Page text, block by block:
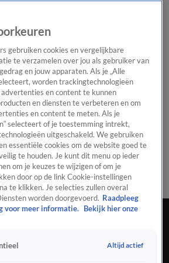
van de Dag Onze categorieën Laatste
van de Dag Podcast
van de
PodcastPanelContact
namens Nederland
naar Groenland. Dat meldt
gebruiken cookies en vergelijkbare
te verzamelen over jou als gebruiker van
en jouw apparaten. Als je „Alle
worden trackingtechnologieën
advertenties en content te kunnen
en diensten te verbeteren en om
en content te meten. Als je
selecteert of je toestemming intrekt,
uitgeschakeld. We gebruiken
essentiële cookies om de website goed te
te houden. Je kunt dit menu op ieder
om je keuzes te wijzigen of om je
door op de link Cookie-instellingen
te klikken. Je selecties zullen overal
worden doorgevoerd. Raadpleeg
voor meer informatie.
Bekijk hier onze
Altijd actief